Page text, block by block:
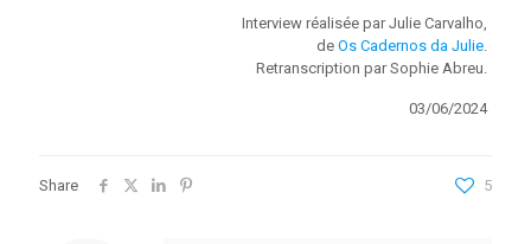
Interview réalisée par Julie Carvalho,
deOs Cadernos da Julie
Retranscription par Sophie Abreu.
03/06/2024
Share 5